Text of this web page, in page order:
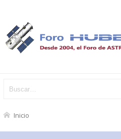
Inicio